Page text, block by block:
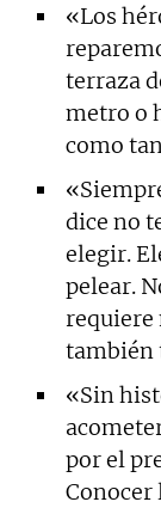
«Los
terraza
metro o
como
dice no
elegir.
pelear.
requiere
también
«Sin
por el
Conocer